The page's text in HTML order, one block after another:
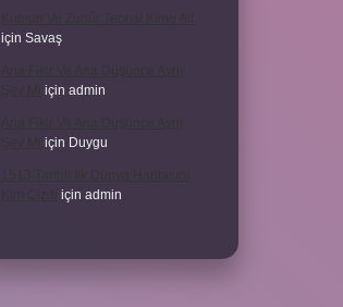
için Savaş
için admin
için Duygu
1513 Tarihli Ilk Dünya Haritasını
için admin